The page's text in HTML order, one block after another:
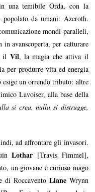
una temibile Orda, con la
da umani: Azeroth.
mondi paralleli,
avanscoperta, per catturare
il Vil, la magia che attiva il
per produrre vita ed energia
esige un orrendo tributo: altre
Lavoiser, alla base della
si crea, nulla si distrugge,
ad affrontare gli invasori.
Lothar [Travis Fimmel],
un giovane e curioso mago
di Roccavento LlaneWrynn